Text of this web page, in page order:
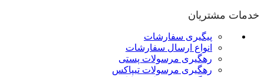
خدمات مشتریان
پیگیری سفارشات
انواع ارسال سفارشات
رهگیری مرسولات پستی
رهگیری مرسولات تیپاکس